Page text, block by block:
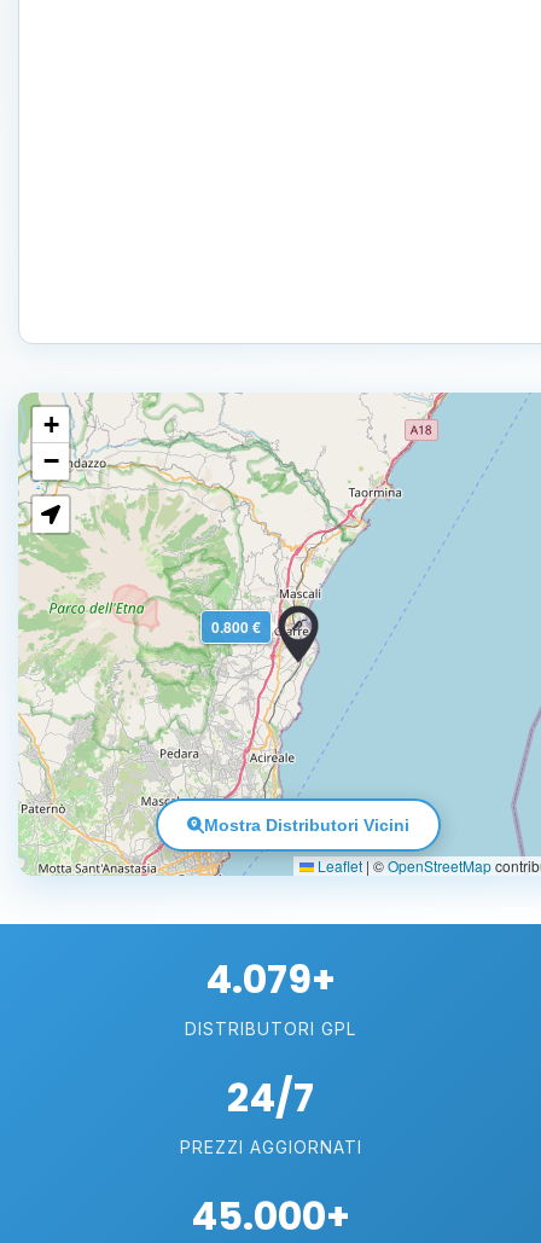
0.800 €
+
−
Leaflet | ©OpenStreetMap
Mostra Distributori Vicini
4.079+
DISTRIBUTORI GPL
24/7
PREZZI AGGIORNATI
45.000+